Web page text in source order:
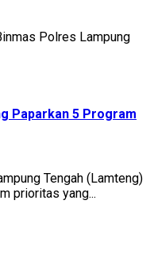
Polres Lampung
Paparkan 5 Program
Tengah (Lamteng)
prioritas yang...